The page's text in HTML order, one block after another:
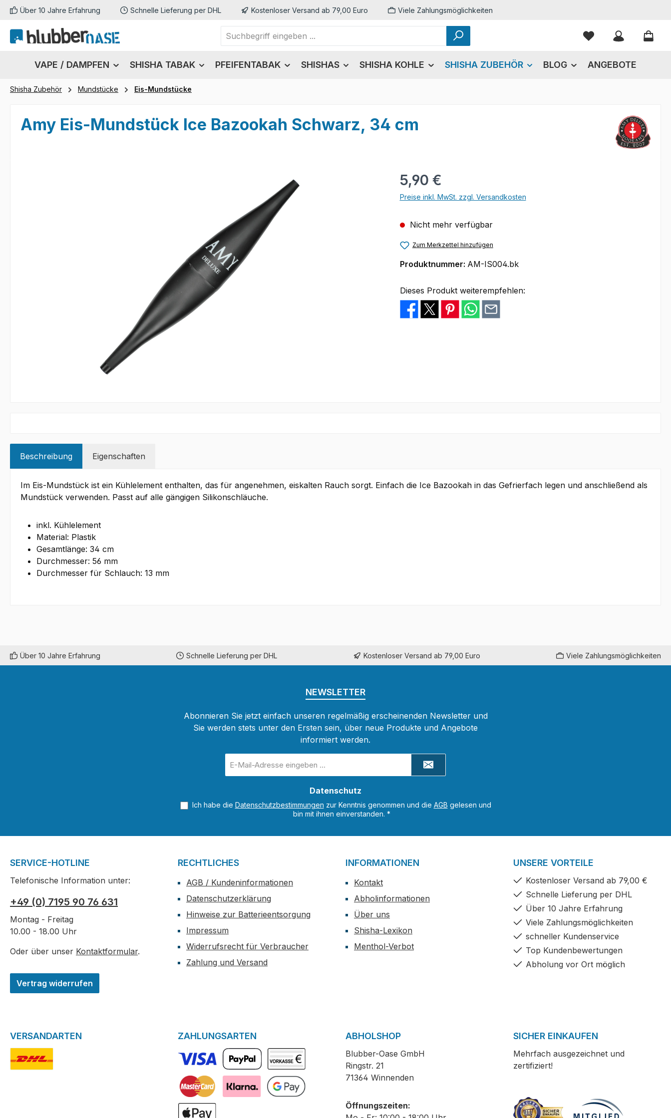
Hauptinhalt springen
Zur Suche springen
Zur Hauptnavigation springen
Über 10 Jahre Erfahrung Schnelle Lieferung per DHL Kostenloser Versand ab 79,00 Euro Viele Zahlungsmöglichkeiten
Du hast 0
VAPE / DAMPFEN SHISHA TABAK PFEIFENTABAK SHISHAS SHISHA KOHLE SHISHA ZUBEHÖR BLOG ANGEBOTE
Shisha Zubehör Mundstücke Eis-Mundstücke
Amy Eis-Mundstück Ice Bazookah Schwarz, 34 cm
Regulärer Preis:
5,90 €
Preise inkl. MwSt. zzgl. Versandkosten
Nicht mehr verfügbar
Zum Merkzettel hinzufügen
Produktnummer: AM-IS004.bk
Dieses Produkt weiterempfehlen:
Beschreibung Eigenschaften
Im Eis-Mundstück ist ein Kühlelement enthalten, das für angenehmen, eiskalten Rauch sorgt. Einfach die Ice Bazookah in das Gefrierfach legen und anschließend als
Mundstück verwenden. Passt auf alle gängigen Silikonschläuche.
inkl. Kühlelement
Material: Plastik
Gesamtlänge: 34 cm
Durchmesser: 56 mm
Durchmesser für Schlauch: 13 mm
Über 10 Jahre Erfahrung Schnelle Lieferung per DHL Kostenloser Versand ab 79,00 Euro Viele Zahlungsmöglichkeiten
NEWSLETTER
Abonnieren Sie jetzt einfach unseren regelmäßig erscheinenden Newsletter und
Sie werden stets unter den Ersten sein, über neue Produkte und Angebote
informiert werden.
Mail-
Datenschutz
Ich habe die Datenschutzbestimmungen zur Kenntnis genommen und die AGB gelesen und
bin mit ihnen einverstanden. *
SERVICE-HOTLINE
Telefonische Information unter:
+49 (0) 7195 90 76 631
Montag - Freitag
10.00 - 18.00 Uhr
Oder über unser Kontaktformular.
Vertrag widerrufen
RECHTLICHES
AGB / Kundeninformationen
Datenschutzerklärung
Hinweise zur Batterieentsorgung
Impressum
Widerrufsrecht für Verbraucher
Zahlung und Versand
INFORMATIONEN
Kontakt
Abholinformationen
Über uns
Shisha-Lexikon
Menthol-Verbot
UNSERE VORTEILE
Kostenloser Versand ab 79,00 €
Schnelle Lieferung per DHL
Über 10 Jahre Erfahrung
Viele Zahlungsmöglichkeiten
schneller Kundenservice
Top Kundenbewertungen
Abholung vor Ort möglich
VERSANDARTEN ZAHLUNGSARTEN
Vorkasse
PayPal
Kreditkarte
VISA Logo
ABHOLSHOP
Blubber-Oase GmbH
Ringstr. 21
71364 Winnenden
Öffnungszeiten:
SICHER EINKAUFEN
Mehrfach ausgezeichnet und
zertifiziert!